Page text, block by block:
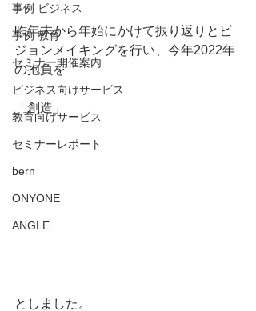
事例 ビジネス
事例 教育
セミナー開催案内
ビジネス向けサービス
教育向けサービス
セミナーレポート
bern
ONYONE
ANGLE
昨年末から年始にかけて振り返りとビ
ジョンメイキングを行い、今年2022年
の抱負を
「創造」
としました。